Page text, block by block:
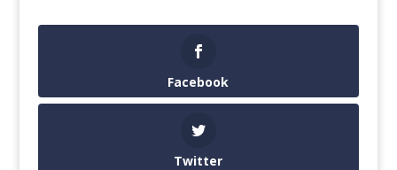
Facebook
Twitter